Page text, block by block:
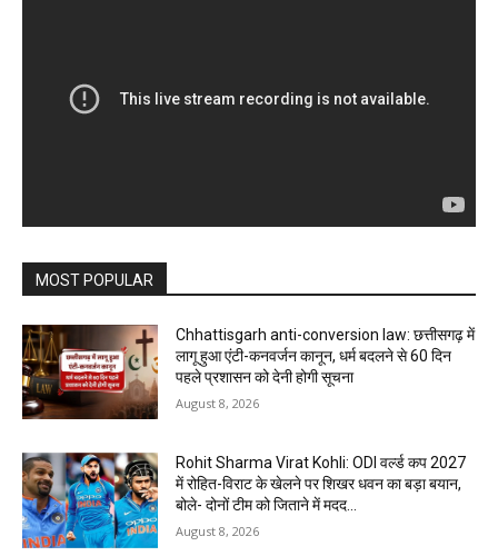
MOST POPULAR
Chhattisgarh anti-conversion law: छत्तीसगढ़ में
लागू हुआ एंटी-कनवर्जन कानून, धर्म बदलने से 60 दिन
पहले प्रशासन को देनी होगी सूचना
August 8, 2026
Rohit Sharma Virat Kohli: ODI वर्ल्ड कप 2027
में रोहित-विराट के खेलने पर शिखर धवन का बड़ा बयान,
बोले- दोनों टीम को जिताने में मदद...
August 8, 2026